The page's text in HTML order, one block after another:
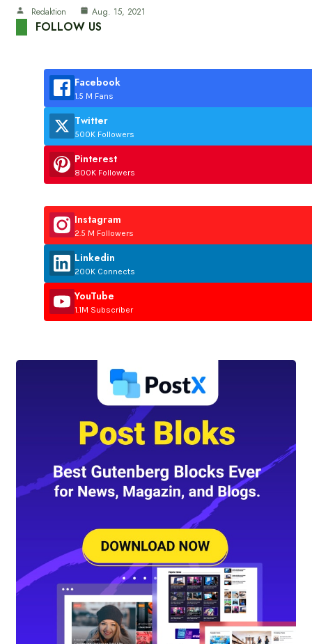
Redaktion Aug. 15, 2021
FOLLOW US
Facebook
1.5 M Fans
Twitter
500K Followers
Pinterest
800K Followers
Instagram
2.5 M Followers
Linkedin
200K Connects
YouTube
1.1M Subscriber